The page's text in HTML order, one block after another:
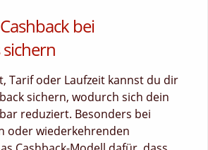
bei
Tarif oder Laufzeit kannst du dir
sichern, wodurch sich dein
reduziert. Besonders bei
oder wiederkehrenden